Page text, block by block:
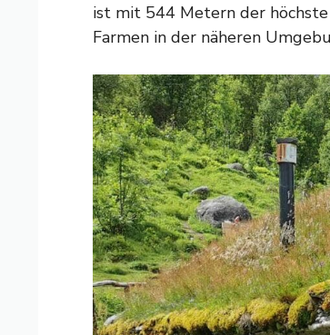
ist mit 544 Metern der
Farmen in der näheren